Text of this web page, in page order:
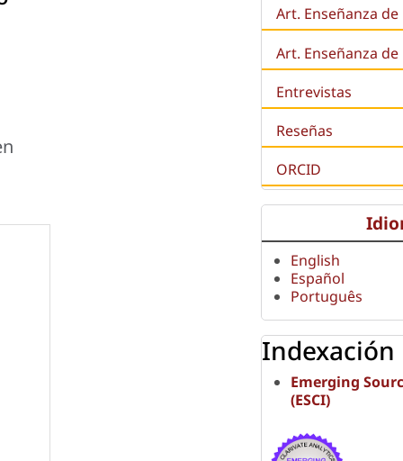
Art. Enseñanza
Art. Enseñanza
Entrevistas
Reseñas
ORCID
English
Español
Português
Indexación
Emerging
(ESCI)